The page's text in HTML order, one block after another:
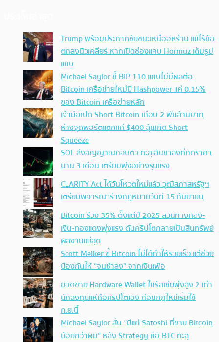
Trump พร้อมประกาศชัยชนะเหนืออิหร่าน แม้ไร้ข้อ
ตกลงนิวเคลียร์ หากเปิดช่องแคบ Hormuz เต็มรูป
แบบ
Michael Saylor ชี้ BIP-110 แทบไม่มีผลต่อ
Bitcoin เครือข่ายใหม่มี Hashpower แค่ 0.15%
ของ Bitcoin เครือข่ายหลัก
เจ้ามือเปิด Short Bitcoin เกือบ 2 พันล้านบาท
ห่างจุดพอร์ตแตกแค่ $400 ลุ้นเกิด Short
Squeeze
SOL ส่งสัญญาณกลับตัว ทะลุเส้นขาลงที่กดราคา
นาน 3 เดือน เตรียมพุ่งอย่างรุนแรง
CLARITY Act ได้วันโหวตใหม่แล้ว วุฒิสภาสหรัฐฯ
เตรียมพิจารณาร่างกฎหมายวันที่ 15 กันยายน
Bitcoin ร่วง 35% ตั้งแต่ปี 2025 สวนทางทอง-
เงิน-ทองแดงพุ่งแรง ดันคริปโตกลายเป็นสินทรัพย์
ผลงานแย่สุด
Scott Melker ชี้ Bitcoin ไม่ได้ทำให้รวยเร็ว แต่ช่วย
ป้องกันให้ “จนช้าลง” จากเงินเฟ้อ
ยอดขาย Hardware Wallet ในรัสเซียพุ่งสูง 2 เท่า
นักลงทุนแห่ถือคริปโตเอง ก่อนกฎใหม่เริ่มใช้
ก.ย.นี้
Michael Saylor ลั่น “มีแค่ Satoshi ที่ขาย Bitcoin
น้อยกว่าผม” หลัง Strategy ถือ BTC ทะลุ